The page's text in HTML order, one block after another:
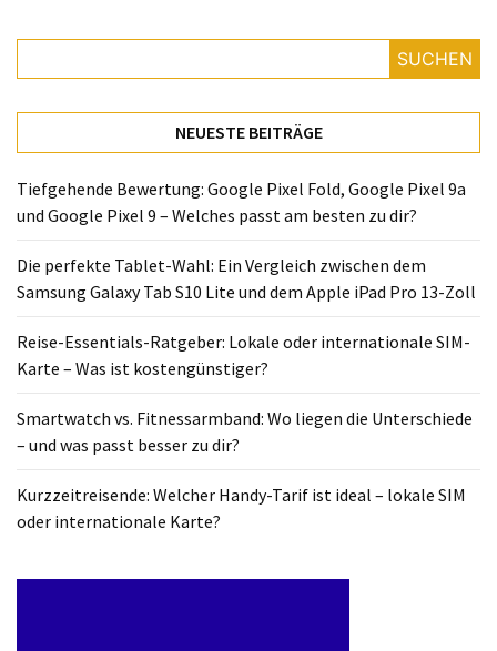
SUCHEN
NEUESTE BEITRÄGE
Tiefgehende Bewertung: Google Pixel Fold, Google Pixel 9a
und Google Pixel 9 – Welches passt am besten zu dir?
Die perfekte Tablet-Wahl: Ein Vergleich zwischen dem
Samsung Galaxy Tab S10 Lite und dem Apple iPad Pro 13-Zoll
Reise-Essentials-Ratgeber: Lokale oder internationale SIM-
Karte – Was ist kostengünstiger?
Smartwatch vs. Fitnessarmband: Wo liegen die Unterschiede
– und was passt besser zu dir?
Kurzzeitreisende: Welcher Handy-Tarif ist ideal – lokale SIM
oder internationale Karte?